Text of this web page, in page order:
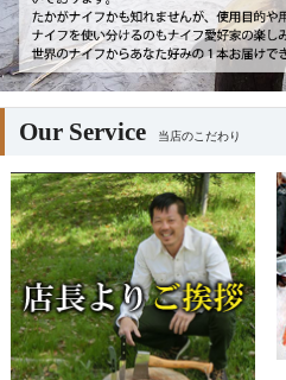
Our Service 当店のこだわり